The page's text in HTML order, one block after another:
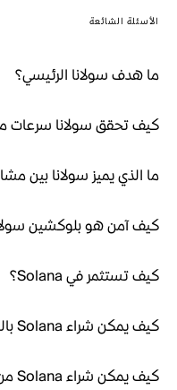
الأسئلة الشائعة
ما هدف سولانا الرئيسي؟
كيف تحقق سولانا سرعات
ما الذي يميز سولانا بين
كيف آمن هو بلوكشين
كيف تستثمر في Solana؟
كيف يمكن شراء Solana بالبطاقة؟
كيف يمكن شراء Solana من خلال الإيداع البنكي؟